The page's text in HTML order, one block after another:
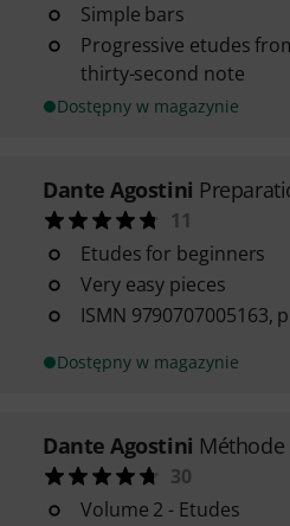
Simple bars
Progressive etudes
thirty-second note
Dostępny w magazynie
Dante Agostini
11
Etudes for beginners
Very easy pieces
ISMN 9790707005163,
Dostępny w magazynie
Dante Agostini Méthode
30
Volume 2 - Etudes